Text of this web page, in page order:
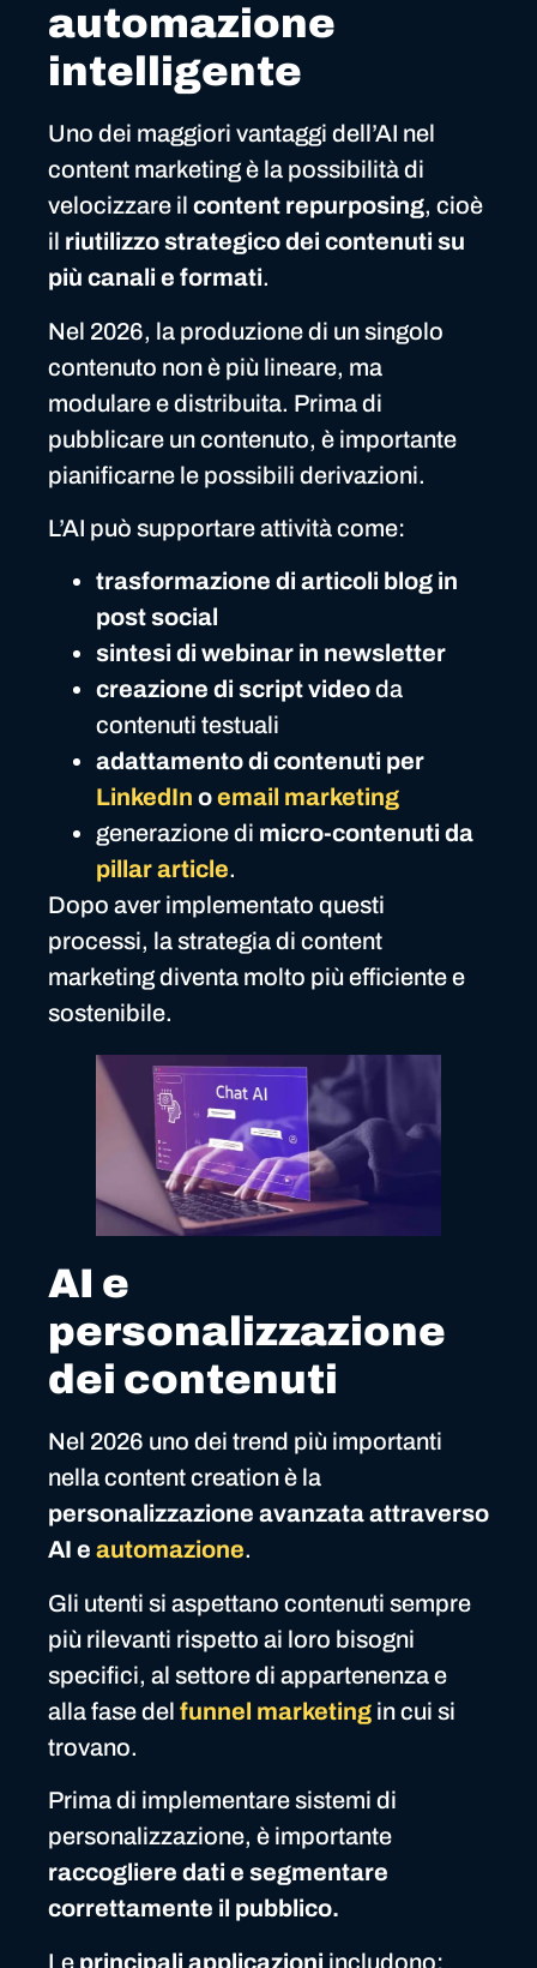
automazione
intelligente
Uno dei maggiori vantaggi dell’AI nel
content marketing è la possibilità di
velocizzare il content repurposing, cioè
il riutilizzo strategico dei contenuti su
più canali e formati.
Nel 2026, la produzione di un singolo
contenuto non è più lineare, ma
modulare e distribuita. Prima di
pubblicare un contenuto, è importante
pianificarne le possibili derivazioni.
L’AI può supportare attività come:
trasformazione di articoli blog in
post social
sintesi di webinar in newsletter
creazione di script videoda
contenuti testuali
adattamento di contenuti per
LinkedIn oemail marketing
generazione di micro-contenuti da
pillar article.
Dopo aver implementato questi
processi, la strategia di content
marketing diventa molto più efficiente e
sostenibile.
AI e
personalizzazione
dei contenuti
Nel 2026 uno dei trend più importanti
nella content creation è la
personalizzazione avanzata attraverso
AI e automazione.
Gli utenti si aspettano contenuti sempre
più rilevanti rispetto ai loro bisogni
specifici, al settore di appartenenza e
alla fase del funnel marketing in cui si
trovano.
Prima di implementare sistemi di
personalizzazione, è importante
raccogliere dati e segmentare
correttamente il pubblico.
Le principali applicazioni includono: